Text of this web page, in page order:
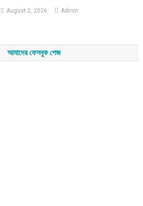
August 2, 2026 Admin
আমাদের ফেসবুক পেজ